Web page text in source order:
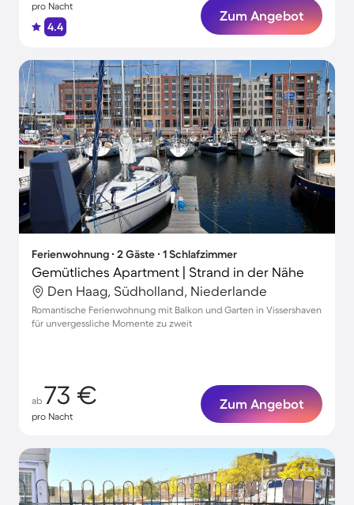
pro Nacht
4.4
Zum Angebot
Ferienwohnung ∙ 2 Gäste ∙ 1 Schlafzimmer
Gemütliches Apartment | Strand in der Nähe
Den Haag, Südholland, Niederlande
Romantische Ferienwohnung mit Balkon und Garten in Vissershaven
für unvergessliche Momente zu zweit
ab 73 €
pro Nacht
Zum Angebot